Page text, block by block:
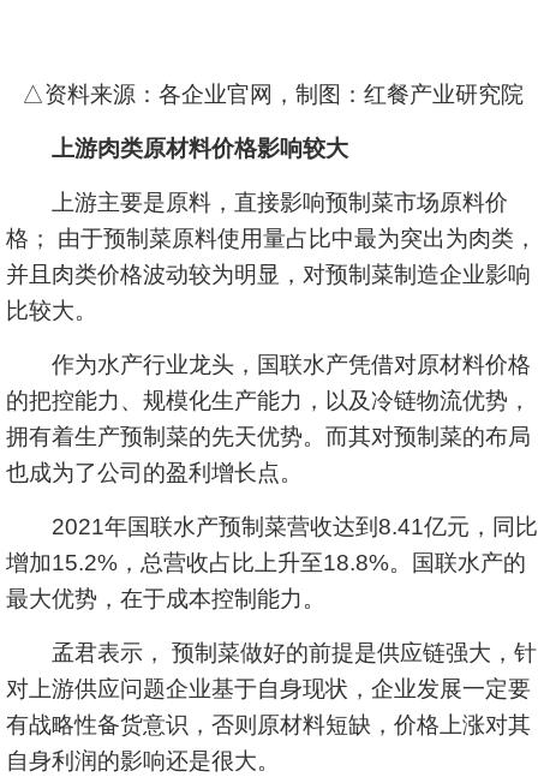
△资料来源：各企业官网，制图：红餐产业研究院
上游肉类原材料价格影响较大
上游主要是原料，直接影响预制菜市场原料价
格； 由于预制菜原料使用量占比中最为突出为肉类，
并且肉类价格波动较为明显，对预制菜制造企业影响
比较大。
作为水产行业龙头，国联水产凭借对原材料价格
的把控能力、规模化生产能力，以及冷链物流优势，
拥有着生产预制菜的先天优势。而其对预制菜的布局
也成为了公司的盈利增长点。
2021年国联水产预制菜营收达到8.41亿元，同比
增加15.2%，总营收占比上升至18.8%。国联水产的
最大优势，在于成本控制能力。
孟君表示， 预制菜做好的前提是供应链强大，针
对上游供应问题企业基于自身现状，企业发展一定要
有战略性备货意识，否则原材料短缺，价格上涨对其
自身利润的影响还是很大。